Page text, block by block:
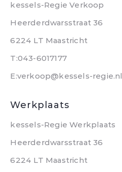
kessels-Regie Verkoop
Heerderdwarsstraat 36
6224 LT Maastricht
T:043-6017177
E:verkoop@kessels-regie.nl
Werkplaats
kessels-Regie Werkplaats
Heerderdwarsstraat 36
6224 LT Maastricht